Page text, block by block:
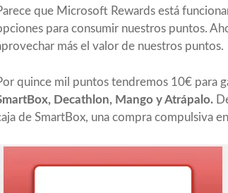
que Microsoft Rewards está
para consumir nuestros puntos.
más el valor de nuestros puntos.
quince mil puntos tendremos 10€ para
Decathlon, Mango y Atrápalo.
de SmartBox, una compra compulsiva